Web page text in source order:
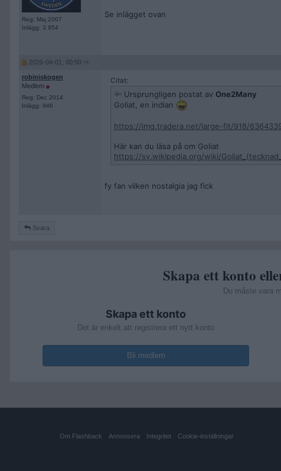
Reg: Maj 2007
Inlägg: 3 954
Se inlägget ovan
2026-04-01, 00:50
robiniskogen
Medlem
Reg: Dec 2014
Inlägg: 946
Citat:
Ursprungligen postat av One2Many
Goliat, en indian
https://img.tradera.net/large-fit/918/
Här kan du läsa på om Goliat
https://sv.wikipedia.org/wiki/
fy fan vilken nostalgia jag fick
Svara
Skapa ett konto
Du måste vara
Skapa ett konto
Det är enkelt att registrera ett nytt konto
Bli medlem
Om Flashback Annonsera Integritet Cookie-inställningar